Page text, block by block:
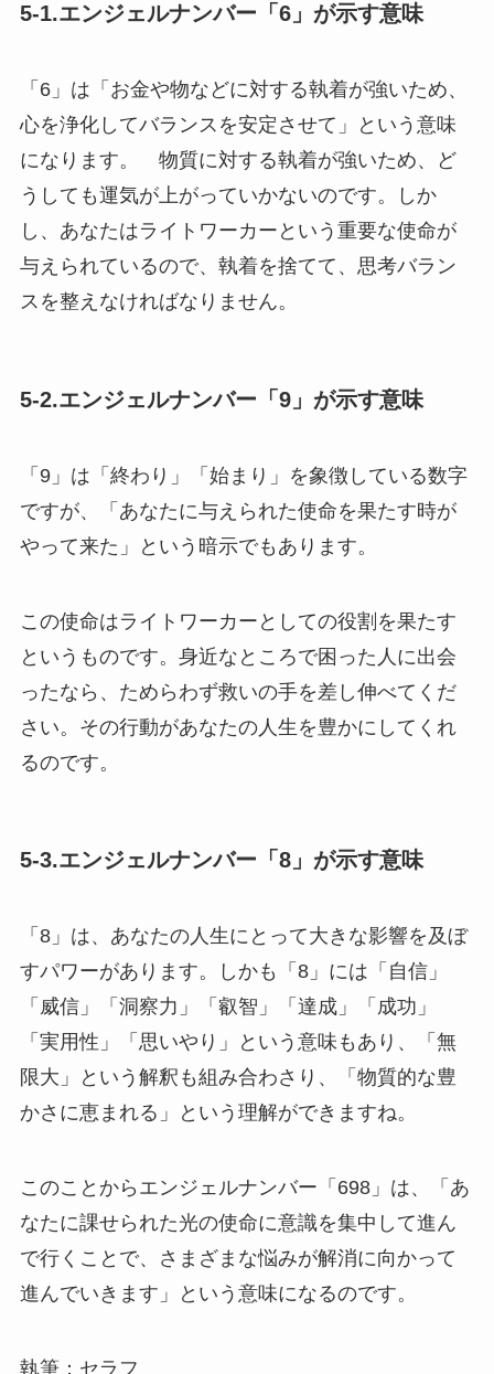
5-1.エンジェルナンバー「6」が示す意味
「6」は「お金や物などに対する執着が強いため、
心を浄化してバランスを安定させて」という意味
になります。 物質に対する執着が強いため、ど
うしても運気が上がっていかないのです。しか
し、あなたはライトワーカーという重要な使命が
与えられているので、執着を捨てて、思考バラン
スを整えなければなりません。
5-2.エンジェルナンバー「9」が示す意味
「9」は「終わり」「始まり」を象徴している数字
ですが、「あなたに与えられた使命を果たす時が
やって来た」という暗示でもあります。
この使命はライトワーカーとしての役割を果たす
というものです。身近なところで困った人に出会
ったなら、ためらわず救いの手を差し伸べてくだ
さい。その行動があなたの人生を豊かにしてくれ
るのです。
5-3.エンジェルナンバー「8」が示す意味
「8」は、あなたの人生にとって大きな影響を及ぼ
すパワーがあります。しかも「8」には「自信」
「威信」「洞察力」「叡智」「達成」「成功」
「実用性」「思いやり」という意味もあり、「無
限大」という解釈も組み合わさり、「物質的な豊
かさに恵まれる」という理解ができますね。
このことからエンジェルナンバー「698」は、「あ
なたに課せられた光の使命に意識を集中して進ん
で行くことで、さまざまな悩みが解消に向かって
進んでいきます」という意味になるのです。
執筆：セラフ